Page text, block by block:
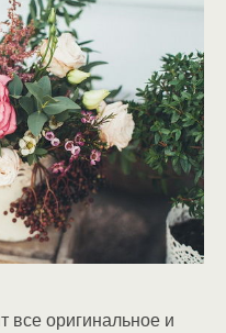
все оригинальное и